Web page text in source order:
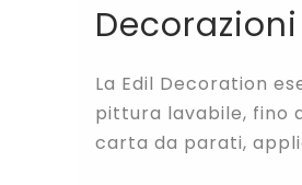
La Edil Decoration
pittura lavabile, fino
carta da parati,